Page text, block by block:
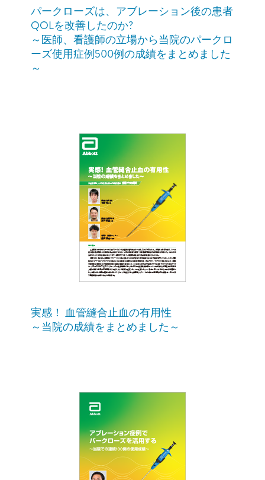
パークローズは、アブレーション後の患者
QOLを改善したのか?
～医師、看護師の立場から当院のパークロ
ーズ使用症例500例の成績をまとめました
～
実感！ 血管縫合止血の有用性
～当院の成績をまとめました～